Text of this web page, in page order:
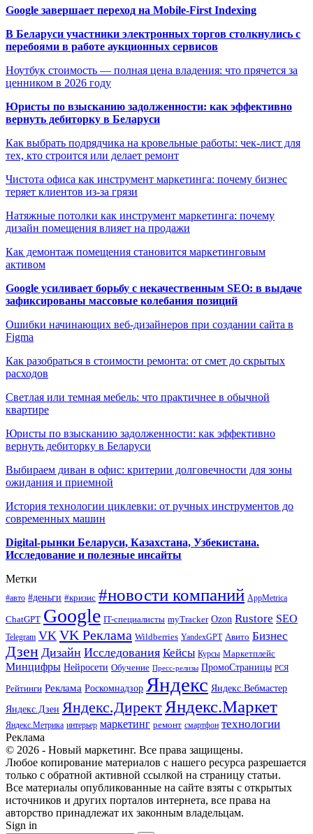
Google завершает переход на Mobile-First Indexing
В Беларуси участники электронных торгов столкнулись с
перебоями в работе аукционных сервисов
Ноутбук стоимость — полная цена владения: что прячется за
ценником в 2026 году
Юристы по взысканию задолженности: как эффективно
вернуть дебиторку в Беларуси
Как выбрать подрядчика на кровельные работы: чек-лист для
тех, кто строится или делает ремонт
Чистота офиса как инструмент маркетинга: почему бизнес
теряет клиентов из-за грязи
Натяжные потолки как инструмент маркетинга: почему
дизайн помещения влияет на продажи
Как демонтаж помещения становится маркетинговым
активом
Google усиливает борьбу с некачественным SEO: в выдаче
зафиксированы массовые колебания позиций
Ошибки начинающих веб-дизайнеров при создании сайта в
Figma
Как разобраться в стоимости ремонта: от смет до скрытых
расходов
Светлая или темная мебель: что практичнее в обычной
квартире
Юристы по взысканию задолженности: как эффективно
вернуть дебиторку в Беларуси
Выбираем диван в офис: критерии долговечности для зоны
ожидания и приемной
История технологии циклевки: от ручных инструментов до
современных машин
Digital-рынки Беларуси, Казахстана, Узбекистана.
Исследование и полезные инсайты
Метки
#авто #деньги #кризис #новости компаний AppMetrica
ChatGPT Google IT-специалисты myTracker Ozon Rustore SEO
Telegram VK VK Реклама Wildberries YandexGPT Авито Бизнес
Дзен Дизайн Исследования Кейсы Курсы Маркетплейс
Минцифры Нейросети Обучение Пресс-релизы ПромоСтраницы РСЯ
Рейтинги Реклама Роскомнадзор Яндекс Яндекс.Вебмастер
Яндекс.Дзен Яндекс.ДиректЯндекс.Маркет
Яндекс.Метрика интерьер маркетинг ремонт смартфон технологии
Реклама
© 2026 - Новый маркетинг. Все права защищены.
Любое копирование материалов с нашего ресурса разрешается
только с обратной активной ссылкой на страницу статьи.
Все материалы опубликованные на сайте взяты с открытых
источников и других порталов интернета, все права на
авторство принадлежат их законным владельцам.
Sign in